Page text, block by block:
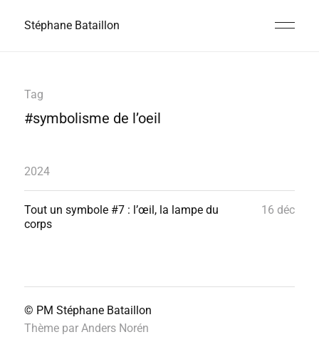
Stéphane Bataillon
Tag
#symbolisme de l’oeil
2024
Tout un symbole #7 : l’œil, la lampe du
corps
16 déc
© PM Stéphane Bataillon
Thème par Anders Norén